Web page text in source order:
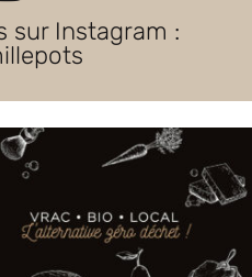
sur Instagram :